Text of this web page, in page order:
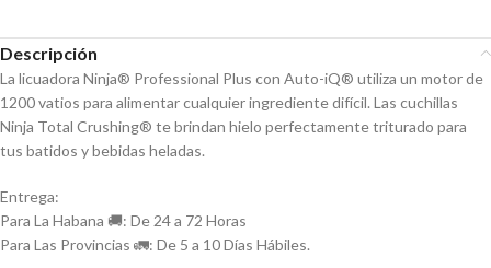
Descripción
La licuadora Ninja® Professional Plus con Auto-iQ® utiliza un motor de
1200 vatios para alimentar cualquier ingrediente difícil. Las cuchillas
Ninja Total Crushing® te brindan hielo perfectamente triturado para
tus batidos y bebidas heladas.
Entrega:
Para La Habana 🚚: De 24 a 72 Horas
Para Las Provincias 🚛: De 5 a 10 Días Hábiles.